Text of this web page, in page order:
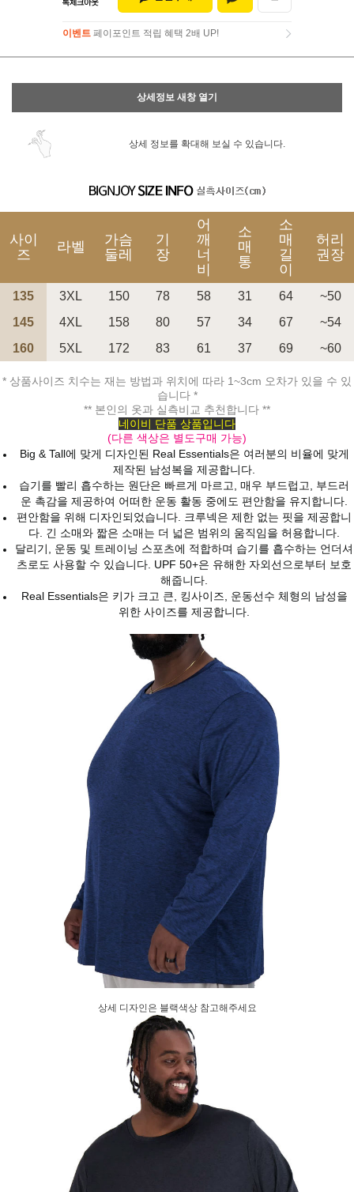
이벤트 페이포인트 적립 혜택 2배 UP!
이벤트페이포인트 적립 혜택 2배 UP!
상세정보 새창 열기
상세 정보를 확대해 보실 수 있습니다.
사이
즈
라벨
가슴
둘레
기
장
어
깨
너
비
소
매
통
소
매
길
이
허리
권장
135 3XL 150 78 58 31 64
~50
145
4XL 158 80 57 34 67
~54
160
5XL 172 83 61 37 69 ~60
* 상품사이즈 치수는 재는 방법과 위치에 따라 1~3cm 오차가 있을 수 있
습니다 *
** 본인의 옷과 실측비교 추천합니다 **
네이비 단품 상품입니다
(다른 색상은 별도구매 가능)
Big & Tall에 맞게 디자인된 Real Essentials은 여러분의 비율에 맞게
제작된 남성복을 제공합니다.
습기를 빨리 흡수하는 원단은 빠르게 마르고, 매우 부드럽고, 부드러
운 촉감을 제공하여 어떠한 운동 활동 중에도 편안함을 유지합니다.
편안함을 위해 디자인되었습니다. 크루넥은 제한 없는 핏을 제공합니
다. 긴 소매와 짧은 소매는 더 넓은 범위의 움직임을 허용합니다.
달리기, 운동 및 트레이닝 스포츠에 적합하며 습기를 흡수하는 언더셔
츠로도 사용할 수 있습니다. UPF 50+은 유해한 자외선으로부터 보호
해줍니다.
Real Essentials은 키가 크고 큰, 킹사이즈, 운동선수 체형의 남성을
위한 사이즈를 제공합니다.
상세 디자인은 블랙색상 참고해주세요